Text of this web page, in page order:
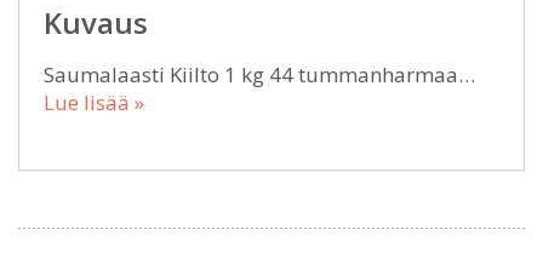
Kuvaus
Saumalaasti Kiilto 1 kg 44 tummanharmaa…
Lue lisää »